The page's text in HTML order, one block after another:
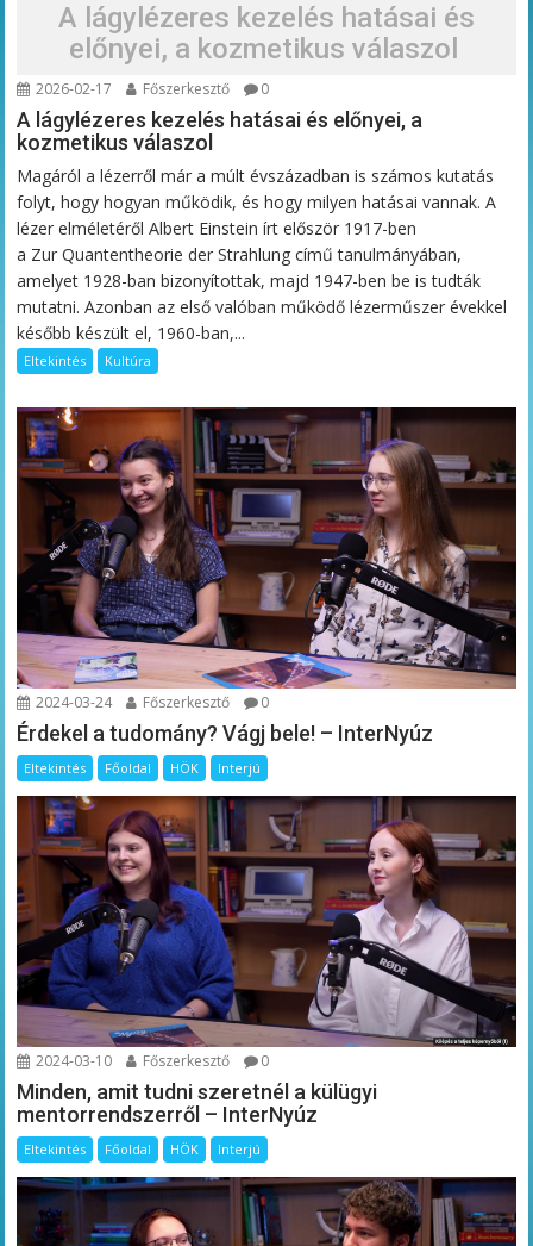
A lágylézeres kezelés hatásai és
előnyei, a kozmetikus válaszol
2026-02-17 Főszerkesztő 0
A lágylézeres kezelés hatásai és előnyei, a
kozmetikus válaszol
Magáról a lézerről már a múlt évszázadban is számos kutatás
folyt, hogy hogyan működik, és hogy milyen hatásai vannak. A
lézer elméletéről Albert Einstein írt először 1917-ben
a Zur Quantentheorie der Strahlung című tanulmányában,
amelyet 1928-ban bizonyítottak, majd 1947-ben be is tudták
mutatni. Azonban az első valóban működő lézerműszer évekkel
később készült el, 1960-ban,...
Eltekintés Kultúra
2024-03-24 Főszerkesztő 0
Érdekel a tudomány? Vágj bele! – InterNyúz
Eltekintés Főoldal HÖK Interjú
2024-03-10 Főszerkesztő 0
Minden, amit tudni szeretnél a külügyi
mentorrendszerről – InterNyúz
Eltekintés Főoldal HÖK Interjú